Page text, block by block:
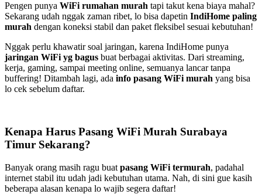
Pengen punya WiFi rumahan murah tapi takut kena biaya mahal?
Sekarang udah nggak zaman ribet, lo bisa dapetin IndiHome paling
murah dengan koneksi stabil dan paket fleksibel sesuai kebutuhan!
Nggak perlu khawatir soal jaringan, karena IndiHome punya
jaringan WiFi yg bagus buat berbagai aktivitas. Dari streaming,
kerja, gaming, sampai meeting online, semuanya lancar tanpa
buffering! Ditambah lagi, ada info pasang WiFi murah yang bisa
lo cek sebelum daftar.
Kenapa Harus Pasang WiFi Murah Surabaya
Timur Sekarang?
Banyak orang masih ragu buat pasang WiFi termurah, padahal
internet stabil itu udah jadi kebutuhan utama. Nah, di sini gue kasih
beberapa alasan kenapa lo wajib segera daftar!